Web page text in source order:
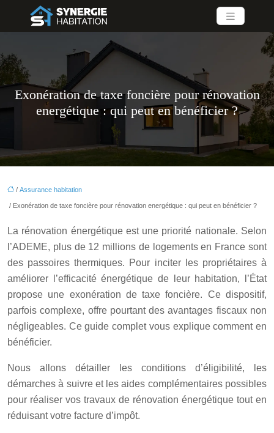
Exonération de taxe foncière pour rénovation
energétique : qui peut en bénéficier ?
/ Assurance habitation
/ Exonération de taxe foncière pour rénovation energétique : qui peut en bénéficier ?
La rénovation énergétique est une priorité nationale. Selon
l’ADEME, plus de 12 millions de logements en France sont
des passoires thermiques. Pour inciter les propriétaires à
améliorer l’efficacité énergétique de leur habitation, l’État
propose une exonération de taxe foncière. Ce dispositif,
parfois complexe, offre pourtant des avantages fiscaux non
négligeables. Ce guide complet vous explique comment en
bénéficier.
Nous allons détailler les conditions d’éligibilité, les
démarches à suivre et les aides complémentaires possibles
pour réaliser vos travaux de rénovation énergétique tout en
réduisant votre facture d’impôt.